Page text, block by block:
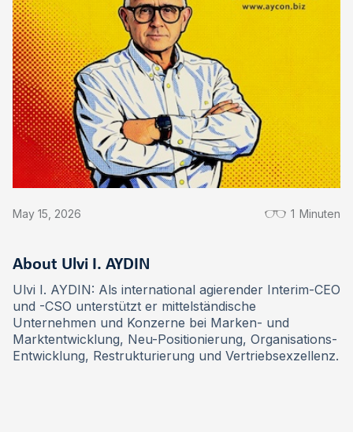
May 15, 2026 1 Minuten
About Ulvi I. AYDIN
Ulvi I. AYDIN: Als international agierender Interim-CEO
und -CSO unterstützt er mittelständische
Unternehmen und Konzerne bei Marken- und
Marktentwicklung, Neu-Positionierung, Organisations-
Entwicklung, Restrukturierung und Vertriebsexzellenz.